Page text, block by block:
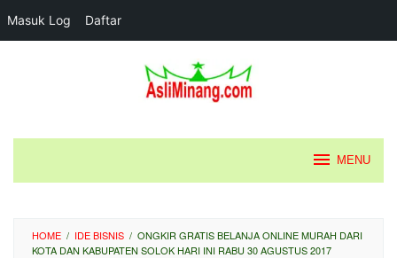
Masuk Log Daftar
MENU
HOME / IDE BISNIS / ONGKIR GRATIS BELANJA ONLINE MURAH DARI
KOTA DAN KABUPATEN SOLOK HARI INI RABU 30 AGUSTUS 2017